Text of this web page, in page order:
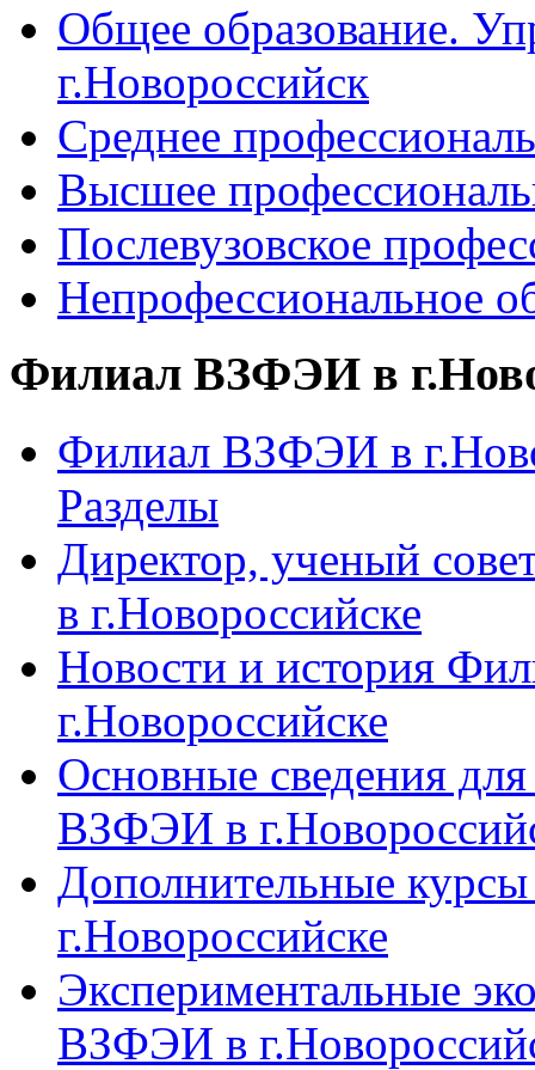
Общее образование.
г.Новороссийск
Среднее
Высшее
Послевузовское
Непрофессиональное
Филиал ВЗФЭИ в
Филиал ВЗФЭИ в
Разделы
Директор, ученый
в г.Новороссийске
Новости и история
г.Новороссийске
Основные сведения
ВЗФЭИ в
Дополнительные
г.Новороссийске
Экспериментальные
ВЗФЭИ в